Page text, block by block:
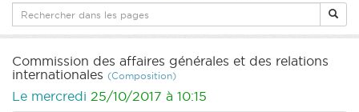
Commission des affaires générales et des relations
internationales (Composition)
Le mercredi 25/10/2017 à 10:15